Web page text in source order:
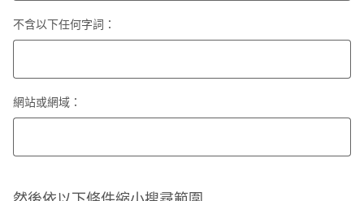
不含以下任何字詞：
網站或網域：